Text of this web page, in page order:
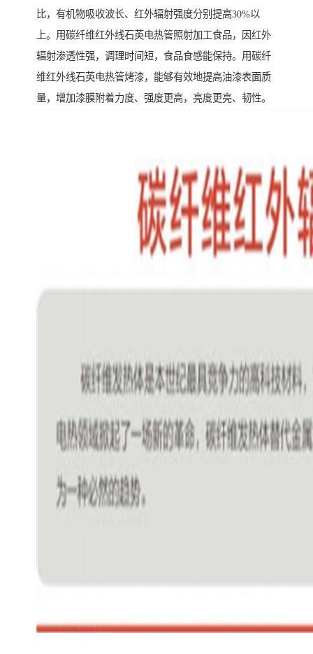
比，有机物吸收波长、红外辐射强度分别提高30%以
上。用碳纤维红外线石英电热管照射加工食品，因红外
辐射渗透性强，调理时间短，食品食感能保持。用碳纤
维红外线石英电热管烤漆，能够有效地提高油漆表面质
量，增加漆膜附着力度、强度更高，亮度更亮、韧性。